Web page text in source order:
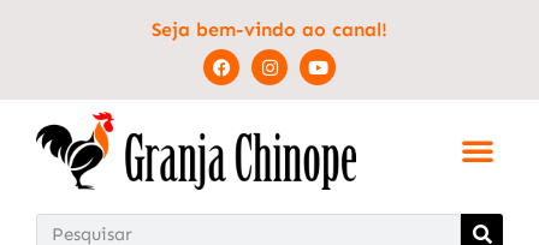
Seja bem-vindo ao canal!